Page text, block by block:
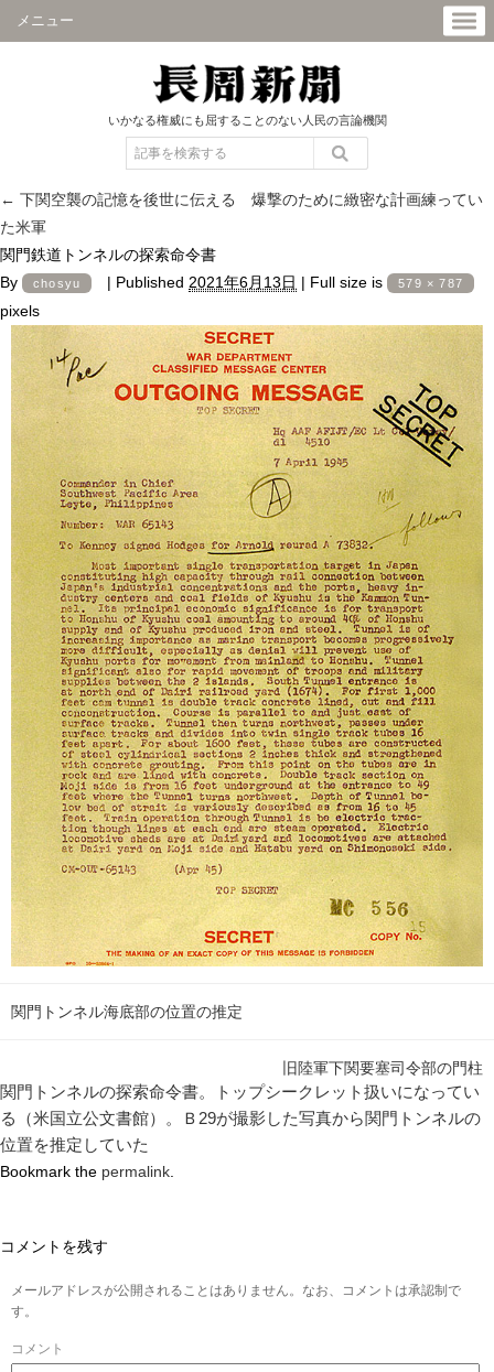
メニュー
いかなる権威にも屈することのない人民の言論機関
← 下関空襲の記憶を後世に伝える 爆撃のために緻密な計画練ってい
た米軍
関門鉄道トンネルの探索命令書
By
chosyu | Published 2021年6月13日 | Full size is 579 × 787
pixels
関門トンネル海底部の位置の推定
旧陸軍下関要塞司令部の門柱
関門トンネルの探索命令書。トップシークレット扱いになってい
る（米国立公文書館）。Ｂ29が撮影した写真から関門トンネルの
位置を推定していた
Bookmark the permalink
コメントを残す
メールアドレスが公開されることはありません。なお、コメントは承認制で
す。
コメント